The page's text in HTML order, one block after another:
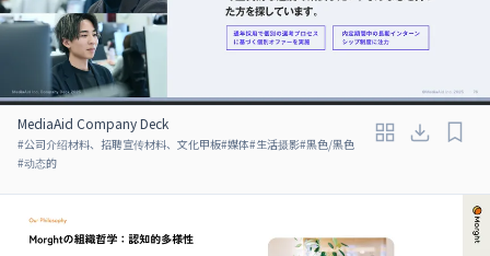
MediaAid Company Deck
#公司介绍材料、招聘宣传材料、文化甲板#媒体#生活摄影#黑色/黑色
#动态的